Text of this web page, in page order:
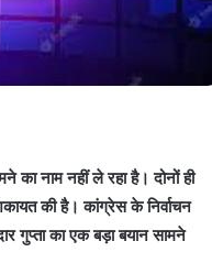
का नाम नहीं ले रहा है। दोनों ही
की है। कांग्रेस के निर्वाचन
गुप्ता का एक बड़ा बयान सामने